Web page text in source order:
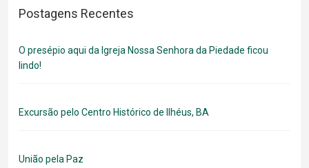
Postagens Recentes
O presépio aqui da Igreja Nossa Senhora da Piedade ficou
lindo!
Excursão pelo Centro Histórico de Ilhéus, BA
União pela Paz